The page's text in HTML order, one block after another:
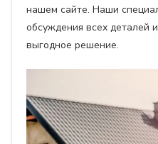
нашем сайте. Наши
обсуждения всех деталей
выгодное решение.